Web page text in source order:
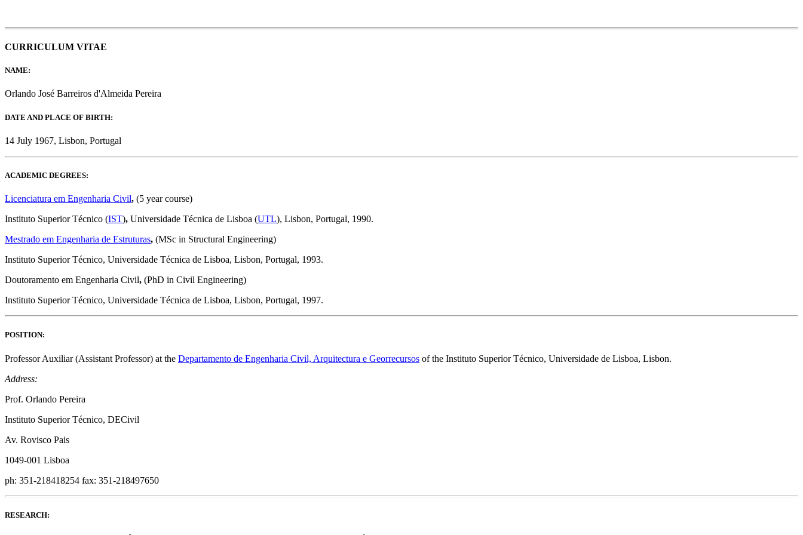
CURRICULUM VITAE
NAME:
Orlando José Barreiros d'Almeida Pereira
DATE AND PLACE OF BIRTH:
14 July 1967, Lisbon, Portugal
ACADEMIC DEGREES:
Licenciatura em Engenharia Civil, (5 year course)
Instituto Superior Técnico (IST), Universidade Técnica de Lisboa (UTL), Lisbon, Portugal, 1990.
Mestrado em Engenharia de Estruturas, (MSc in Structural Engineering)
Instituto Superior Técnico, Universidade Técnica de Lisboa, Lisbon, Portugal, 1993.
Doutoramento em Engenharia Civil, (PhD in Civil Engineering)
Instituto Superior Técnico, Universidade Técnica de Lisboa, Lisbon, Portugal, 1997.
POSITION:
Professor Auxiliar (Assistant Professor) at the Departamento de Engenharia Civil, Arquitectura e Georrecursos of the Instituto Superior Técnico, Universidade de Lisboa, Lisbon.
Address:
Prof. Orlando Pereira
Instituto Superior Técnico, DECivil
Av. Rovisco Pais
1049-001 Lisboa
ph: 351-218418254 fax: 351-218497650
RESEARCH: